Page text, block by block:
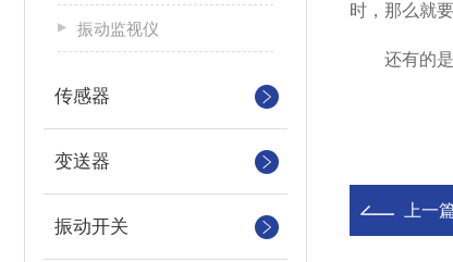
振动监视仪
传感器
变送器
振动开关
时，那么就
还有的是当
上一